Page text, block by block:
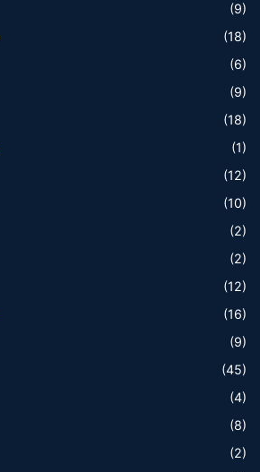
(9)
(18)
(6)
(9)
(18)
(1)
(12)
(10)
(2)
(2)
(12)
(16)
(9)
(45)
(4)
(8)
(2)